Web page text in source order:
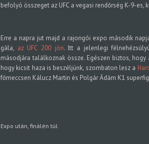
befolyó összeget az UFC a vegasi rendőrség K-9-
Erre a napra jut majd a rajongói expo második
gála, az UFC 200 jön. Itt a jelenlegi
másodjára találkoznak össze. Egészen biztos,
hogy kicsit haza is beszéljünk, szombaton lesz a
főmeccsen Kálucz Martin és Polgár Ádám K1
Expo után, finálén túl